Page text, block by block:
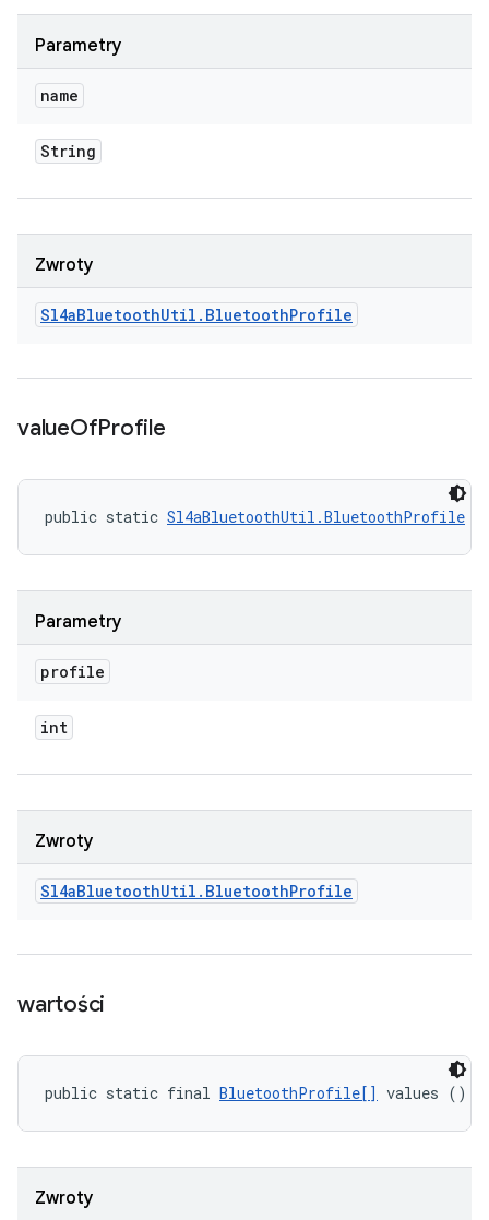
Parametry
name
String
Zwroty
Sl4aBluetoothUtil . BluetoothProfile
valueOfProfile
public static Sl4aBluetoothUtil.BluetoothProfile
Parametry
profile
int
Zwroty
Sl4aBluetoothUtil . BluetoothProfile
wartości
public static final BluetoothProfile[] values ()
Zwroty